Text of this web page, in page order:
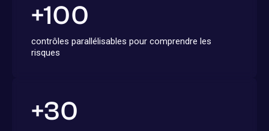
+100
contrôles parallélisables pour comprendre les
risques
+30